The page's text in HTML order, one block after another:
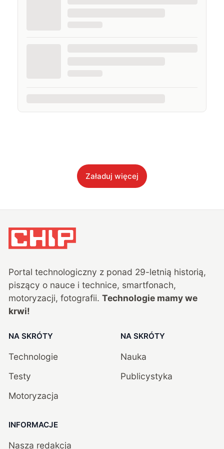
Załaduj więcej
Portal technologiczny z ponad 29-letnią historią,
piszący o nauce i technice, smartfonach,
motoryzacji, fotografii. Technologie mamy we
krwi!
NA SKRÓTY
Technologie
Testy
Motoryzacja
NA SKRÓTY
Nauka
Publicystyka
INFORMACJE
Nasza redakcja